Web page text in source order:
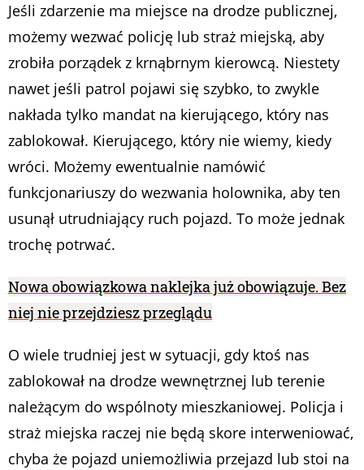
Jeśli zdarzenie ma miejsce na drodze publicznej,
możemy wezwać policję lub straż miejską, aby
zrobiła porządek z krnąbrnym kierowcą. Niestety
nawet jeśli patrol pojawi się szybko, to zwykle
nakłada tylko mandat na kierującego, który nas
zablokował. Kierującego, który nie wiemy, kiedy
wróci. Możemy ewentualnie namówić
funkcjonariuszy do wezwania holownika, aby ten
usunął utrudniający ruch pojazd. To może jednak
trochę potrwać.
Nowa obowiązkowa naklejka już obowiązuje. Bez
niej nie przejdziesz przeglądu
O wiele trudniej jest w sytuacji, gdy ktoś nas
zablokował na drodze wewnętrznej lub terenie
należącym do wspólnoty mieszkaniowej. Policja i
straż miejska raczej nie będą skore interweniować,
chyba że pojazd uniemożliwia przejazd lub stoi na